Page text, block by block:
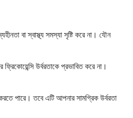
বা স্বাস্থ্য সমস্যা সৃষ্টি করে না। যৌন
উর্বরতাকে প্রভাবিত করে না।
পারে। তবে এটি আপনার সামগ্রিক উর্বরতা